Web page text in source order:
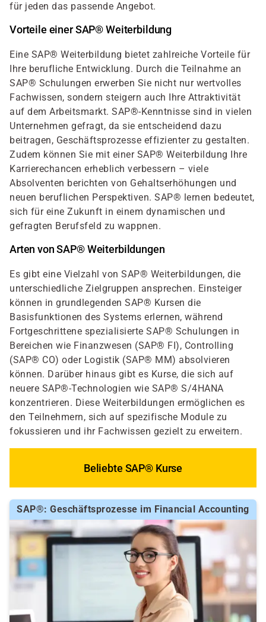
für jeden das passende Angebot.
Vorteile einer SAP® Weiterbildung
Eine SAP® Weiterbildung bietet zahlreiche Vorteile für
Ihre berufliche Entwicklung. Durch die Teilnahme an
SAP® Schulungen erwerben Sie nicht nur wertvolles
Fachwissen, sondern steigern auch Ihre Attraktivität
auf dem Arbeitsmarkt. SAP®-Kenntnisse sind in vielen
Unternehmen gefragt, da sie entscheidend dazu
beitragen, Geschäftsprozesse effizienter zu gestalten.
Zudem können Sie mit einer SAP® Weiterbildung Ihre
Karrierechancen erheblich verbessern – viele
Absolventen berichten von Gehaltserhöhungen und
neuen beruflichen Perspektiven. SAP® lernen bedeutet,
sich für eine Zukunft in einem dynamischen und
gefragten Berufsfeld zu wappnen.
Arten von SAP® Weiterbildungen
Es gibt eine Vielzahl von SAP® Weiterbildungen, die
unterschiedliche Zielgruppen ansprechen. Einsteiger
können in grundlegenden SAP® Kursen die
Basisfunktionen des Systems erlernen, während
Fortgeschrittene spezialisierte SAP® Schulungen in
Bereichen wie Finanzwesen (SAP® FI), Controlling
(SAP® CO) oder Logistik (SAP® MM) absolvieren
können. Darüber hinaus gibt es Kurse, die sich auf
neuere SAP®-Technologien wie SAP® S/4HANA
konzentrieren. Diese Weiterbildungen ermöglichen es
den Teilnehmern, sich auf spezifische Module zu
fokussieren und ihr Fachwissen gezielt zu erweitern.
Beliebte SAP® Kurse
SAP®: Geschäftsprozesse im Financial Accounting